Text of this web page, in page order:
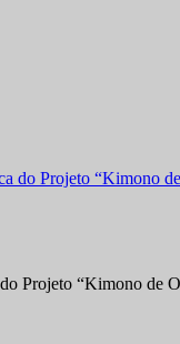
Projeto “Kimono